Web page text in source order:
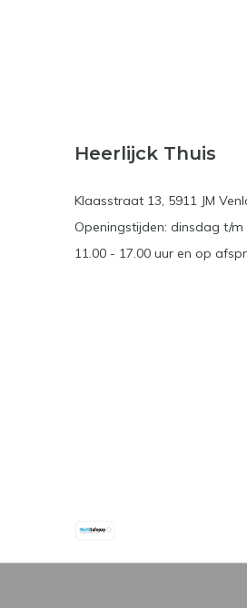
Heerlijck Thuis
Klaasstraat 13, 5911 JM
Openingstijden: dinsdag t/
11.00 - 17.00 uur en op